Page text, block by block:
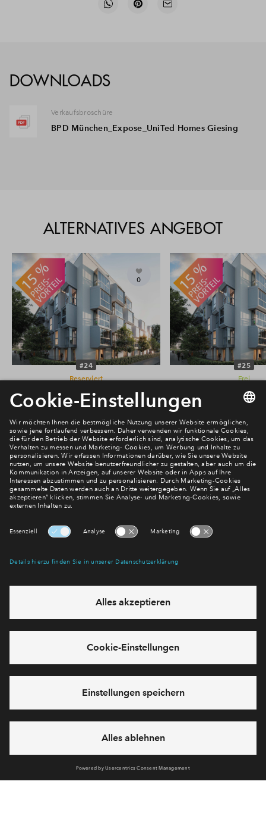
DOWNLOADS
Verkaufsbroschüre
BPD München_Expose_UniTed Homes Giesing
ALTERNATIVES ANGEBOT
0
#24
Reserviert
€ 243.500
UniTed Homes Giesing
#25
Frei
€ 230.500
UniTed Homes
mehr! Wir halten Sie auf dem Laufenden – mit unserem
über den Stand dieses und weiterer Neubauprojekte.
Möchten Sie wissen, was wir mit Ihren Daten machen? Klicken Sie hier
Datenschutzerklärung
Sie haben eine Frage? Dann rufen Sie uns gerne an (+49 69
50603738)oder hinterlassen Sie eine Nachricht über das
Formular: